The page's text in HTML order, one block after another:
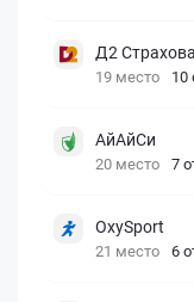
Д2
19 место 10
АйАйСи
20 место 7
OxySport
21 место 6